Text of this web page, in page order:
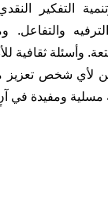
التفكير
وأسئلة ثقافية
لأي شخص
مسلية ومفيدة في